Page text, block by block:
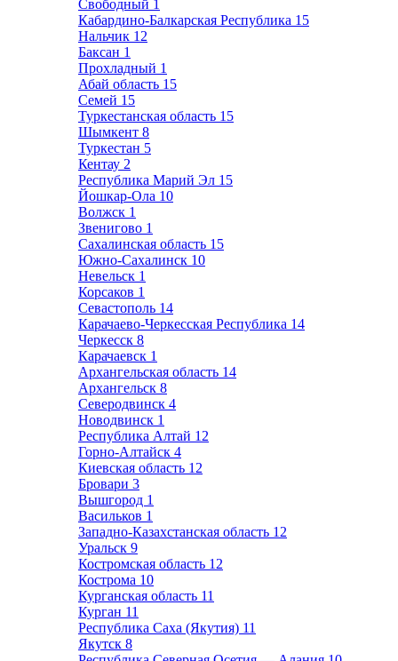
Свободный 1
Кабардино-Балкарская Республика 15
Нальчик 12
Баксан 1
Прохладный 1
Абай область 15
Семей 15
Туркестанская область 15
Шымкент 8
Туркестан 5
Кентау 2
Республика Марий Эл 15
Йошкар-Ола 10
Волжск 1
Звенигово 1
Сахалинская область 15
Южно-Сахалинск 10
Невельск 1
Корсаков 1
Севастополь 14
Карачаево-Черкесская Республика 14
Черкесск 8
Карачаевск 1
Архангельская область 14
Архангельск 8
Северодвинск 4
Новодвинск 1
Республика Алтай 12
Горно-Алтайск 4
Киевская область 12
Бровари 3
Вышгород 1
Васильков 1
Западно-Казахстанская область 12
Уральск 9
Костромская область 12
Кострома 10
Курганская область 11
Курган 11
Республика Саха (Якутия) 11
Якутск 8